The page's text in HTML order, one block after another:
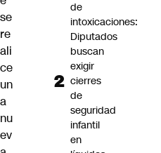
se
re
ali
ce
un
a
nu
ev
de
intoxicaciones:
Diputados
buscan
exigir
cierres
de
seguridad
infantil
en